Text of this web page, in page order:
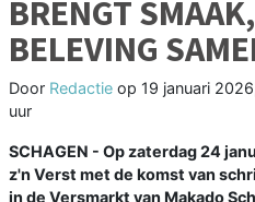
BRENGT
BELEVING
Door Redactie op 19 januari
uur
SCHAGEN - Op zaterdag 24
z'n Verst met de komst van
in de Versmarkt van Makado